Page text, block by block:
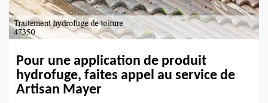
Pour une application de produit
hydrofuge, faites appel au service de
Artisan Mayer